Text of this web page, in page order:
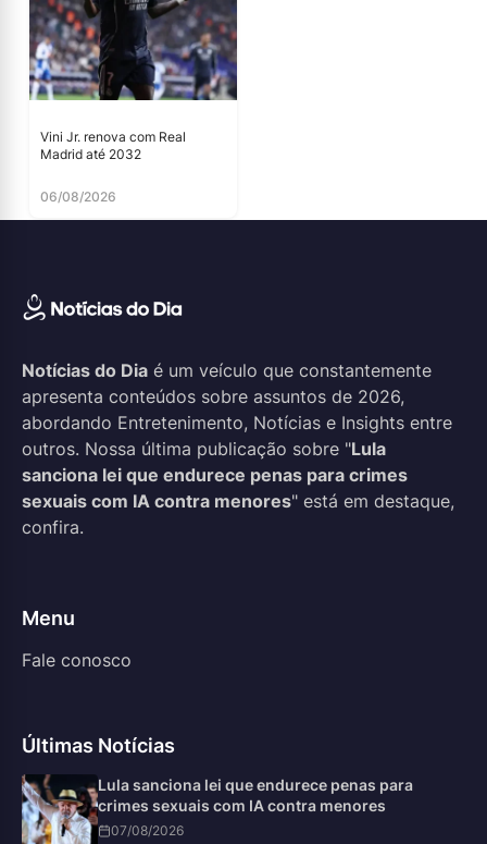
Vini Jr. renova com Real
Madrid até 2032
06/08/2026
Notícias do Dia é um veículo que constantemente
apresenta conteúdos sobre assuntos de 2026,
abordando Entretenimento, Notícias e Insights entre
outros. Nossa última publicação sobre "Lula
sanciona lei que endurece penas para crimes
sexuais com IA contra menores" está em destaque,
confira.
Menu
Fale conosco
Últimas Notícias
Lula sanciona lei que endurece penas para
crimes sexuais com IA contra menores
07/08/2026